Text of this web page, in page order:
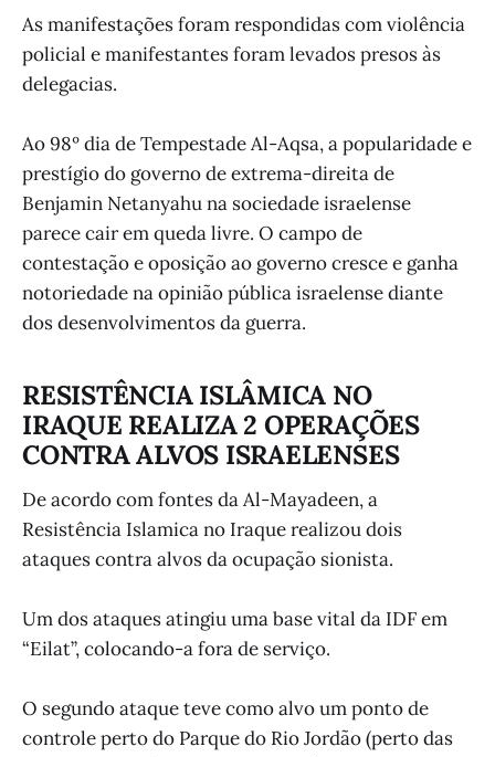
As manifestações foram respondidas com violência
policial e manifestantes foram levados presos às
delegacias.
Ao 98º dia de Tempestade Al-Aqsa, a popularidade e
prestígio do governo de extrema-direita de
Benjamin Netanyahu na sociedade israelense
parece cair em queda livre. O campo de
contestação e oposição ao governo cresce e ganha
notoriedade na opinião pública israelense diante
dos desenvolvimentos da guerra.
RESISTÊNCIA ISLÂMICA NO
IRAQUE REALIZA 2 OPERAÇÕES
CONTRA ALVOS ISRAELENSES
De acordo com fontes da Al-Mayadeen, a
Resistência Islamica no Iraque realizou dois
ataques contra alvos da ocupação sionista.
Um dos ataques atingiu uma base vital da IDF em
“Eilat”, colocando-a fora de serviço.
O segundo ataque teve como alvo um ponto de
controle perto do Parque do Rio Jordão (perto das